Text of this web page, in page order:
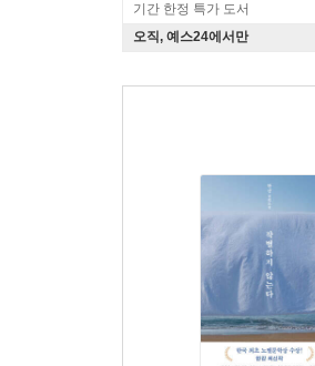
기간 한정 특가 도서
오직, 예스24에서만